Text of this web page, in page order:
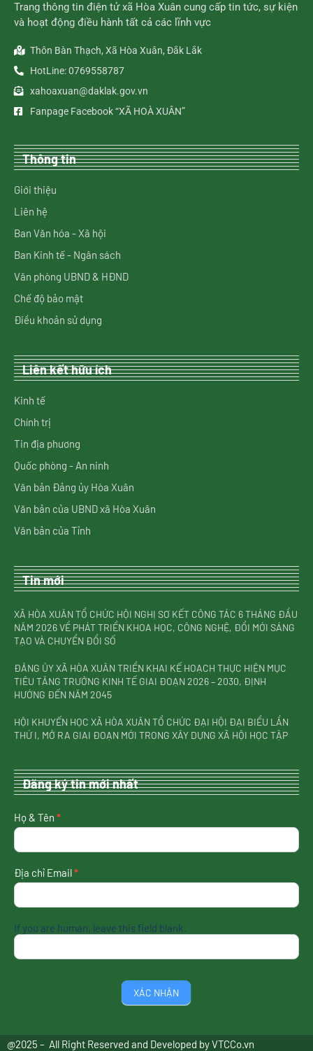
Trang thông tin điện tử xã Hòa Xuân cung cấp tin tức, sự kiện
và hoạt động điều hành tất cả các lĩnh vực
Thôn Bàn Thạch, Xã Hòa Xuân, Đắk Lắk
HotLine: 0769558787
xahoaxuan@daklak.gov.vn
Fanpage Facebook “XÃ HOÀ XUÂN”
Thông tin
Giới thiệu
Liên hệ
Ban Văn hóa - Xã hội
Ban Kinh tế - Ngân sách
Văn phòng UBND & HĐND
Chế độ bảo mật
Điều khoản sử dụng
Liên kết hữu ích
Kinh tế
Chính trị
Tin địa phương
Quốc phòng - An ninh
Văn bản Đảng ủy Hòa Xuân
Văn bản của UBND xã Hòa Xuân
Văn bản của Tỉnh
Tin mới
XÃ HÒA XUÂN TỔ CHỨC HỘI NGHỊ SƠ KẾT CÔNG TÁC 6 THÁNG ĐẦU
NĂM 2026 VỀ PHÁT TRIỂN KHOA HỌC, CÔNG NGHỆ, ĐỔI MỚI SÁNG
TẠO VÀ CHUYỂN ĐỔI SỐ
ĐẢNG ỦY XÃ HÒA XUÂN TRIỂN KHAI KẾ HOẠCH THỰC HIỆN MỤC
TIÊU TĂNG TRƯỞNG KINH TẾ GIAI ĐOẠN 2026 – 2030, ĐỊNH
HƯỚNG ĐẾN NĂM 2045
HỘI KHUYẾN HỌC XÃ HÒA XUÂN TỔ CHỨC ĐẠI HỘI ĐẠI BIỂU LẦN
THỨ I, MỞ RA GIAI ĐOẠN MỚI TRONG XÂY DỰNG XÃ HỘI HỌC TẬP
Đăng ký tin mới nhất
nhận
tin
nhất
Họ & Tên *
Địa chỉ Email*
If you are human, leave this field blank.
XÁC NHẬN
@2025 – All Right Reserved and Developed byVTCCo.vn